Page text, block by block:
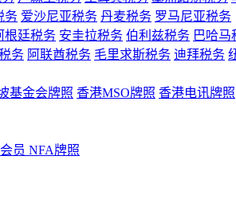
务 爱沙尼亚税务 丹麦税务 罗马尼亚税务
根廷税务 安圭拉税务 伯利兹税务 巴哈马
务 阿联酋税务 毛里求斯税务 迪拜税务
基金会牌照 香港MSO牌照 香港电讯牌照
员 NFA牌照